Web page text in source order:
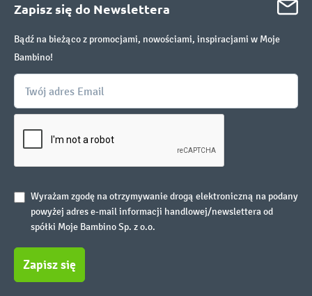
Zapisz się do Newslettera
Bądź na bieżąco z promocjami, nowościami, inspiracjami w Moje
Bambino!
Wyrażam zgodę na otrzymywanie drogą elektroniczną na podany
powyżej adres e-mail informacji handlowej/newslettera od
spółki Moje Bambino Sp. z o.o.
Zapisz się